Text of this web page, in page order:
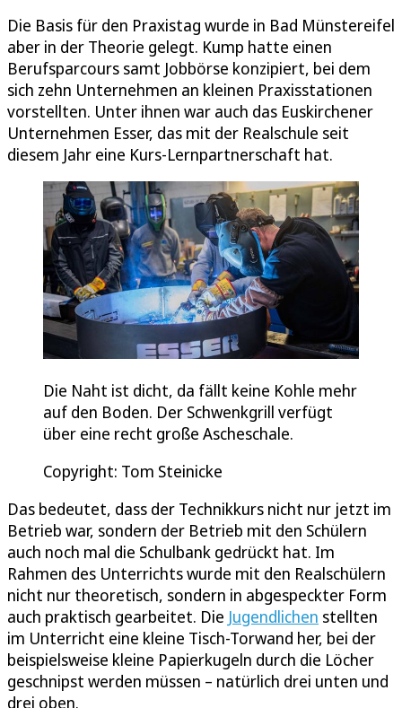
Die Basis für den Praxistag wurde in Bad Münstereifel
aber in der Theorie gelegt. Kump hatte einen
Berufsparcours samt Jobbörse konzipiert, bei dem
sich zehn Unternehmen an kleinen Praxisstationen
vorstellten. Unter ihnen war auch das Euskirchener
Unternehmen Esser, das mit der Realschule seit
diesem Jahr eine Kurs-Lernpartnerschaft hat.
Die Naht ist dicht, da fällt keine Kohle mehr
auf den Boden. Der Schwenkgrill verfügt
über eine recht große Ascheschale.
Copyright: Tom Steinicke
Das bedeutet, dass der Technikkurs nicht nur jetzt im
Betrieb war, sondern der Betrieb mit den Schülern
auch noch mal die Schulbank gedrückt hat. Im
Rahmen des Unterrichts wurde mit den Realschülern
nicht nur theoretisch, sondern in abgespeckter Form
auch praktisch gearbeitet. Die Jugendlichen stellten
im Unterricht eine kleine Tisch-Torwand her, bei der
beispielsweise kleine Papierkugeln durch die Löcher
geschnipst werden müssen – natürlich drei unten und
drei oben.